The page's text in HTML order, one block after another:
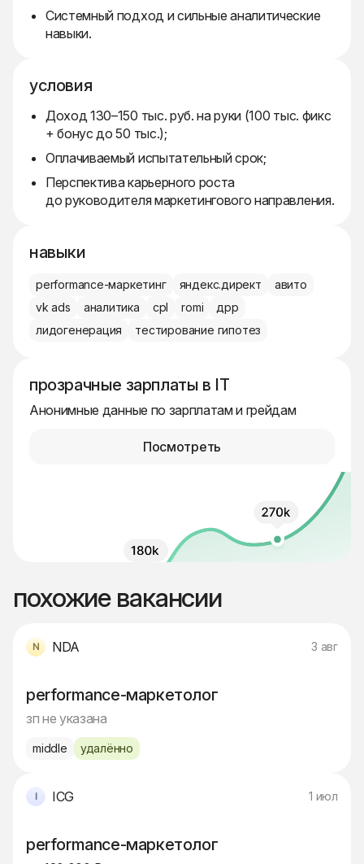
Системный подход и сильные аналитические
навыки.
условия
Доход 130–150 тыс. руб. на руки (100 тыс. фикс
+ бонус до 50 тыс.);
Оплачиваемый испытательный срок;
Перспектива карьерного роста
до руководителя маркетингового направления.
навыки
performance-маркетинг яндекс.директ
авито
vk ads
аналитика cpl romi
дрр
лидогенерация
тестирование гипотез
прозрачные зарплаты в IT
Анонимные данные по зарплатам и грейдам
Посмотреть
похожие вакансии
NDA 3 авг
performance-маркетолог
зп не указана
middle удалённо
ICG 1 июл
performance-маркетолог